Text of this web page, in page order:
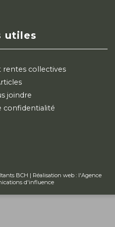
utiles
rentes collectives
joindre
confidentialité
BCH | Réalisation web : l'Agence
d'influence